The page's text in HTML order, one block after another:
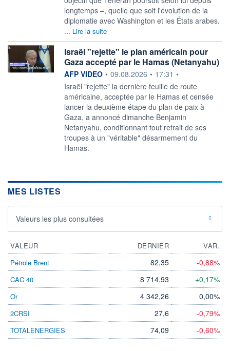
longtemps –, quelle que soit l'évolution de la
diplomatie avec Washington et les États arabes.
... Lire la suite
Israël "rejette" le plan américain pour
Gaza accepté par le Hamas (Netanyahu)
information fournie par
AFP VIDEO • 09.08.2026 • 17:31 •
Israël "rejette" la dernière feuille de route
américaine, acceptée par le Hamas et censée
lancer la deuxième étape du plan de paix à
Gaza, a annoncé dimanche Benjamin
Netanyahu, conditionnant tout retrait de ses
troupes à un "véritable" désarmement du
Hamas.
MES LISTES
Valeurs les plus consultées
VALEUR DERNIER
VAR.
Pétrole Brent
82,35 -0,88%
CAC 40 8 714,93 +0,17%
Or 4 342,26 0,00%
2CRSI 27,6 -0,79%
TOTALENERGIES 74,09 -0,60%